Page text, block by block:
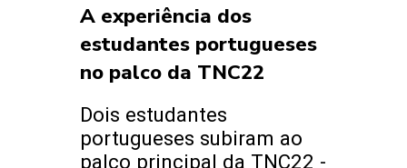
A experiência dos
estudantes portugueses
no palco da TNC22
Dois estudantes
portugueses subiram ao
palco principal da TNC22 -